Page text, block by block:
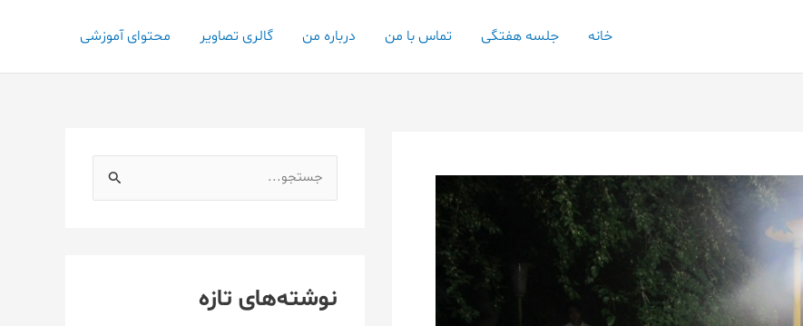
خانه جلسه هفتگی تماس با من درباره من گالری تصاویر محتوای آموزشی
و
نوشته‌های تازه